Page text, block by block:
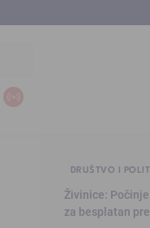
DRUŠTVO I
Živinice:
za besplatan